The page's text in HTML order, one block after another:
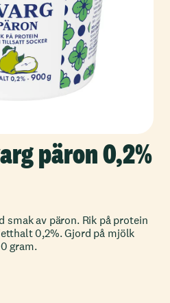
päron 0,2%
smak av päron. Rik på protein
0,2%. Gjord på mjölk
gram.